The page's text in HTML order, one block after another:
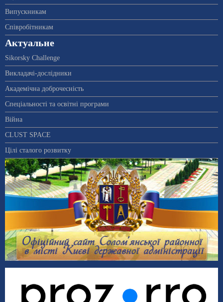
Випускникам
Співробітникам
Актуальне
Sikorsky Challenge
Викладачі-дослідники
Академічна доброчесність
Спеціальності та освітні програми
Війна
CLUST SPACE
Цілі сталого розвитку